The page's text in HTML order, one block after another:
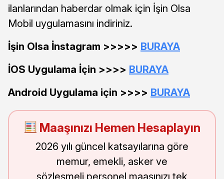
ilanlarından haberdar olmak için İşin Olsa
Mobil uygulamasını indiriniz.
İşin Olsa İnstagram >>>>> BURAYA
İOS Uygulama İçin >>>> BURAYA
Android Uygulama için >>>> BURAYA
Maaşınızı Hemen Hesaplayın
2026 yılı güncel katsayılarına göre
memur, emekli, asker ve
sözleşmeli personel maaşınızı tek